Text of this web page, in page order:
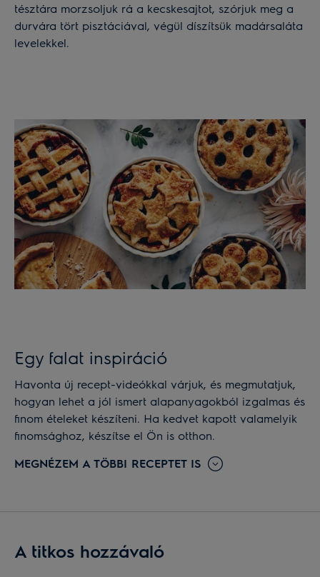
tésztára morzsoljuk rá a kecskesajtot, szórjuk meg a
durvára tört pisztáciával, végül díszítsük madársaláta
levelekkel.
Egy falat inspiráció
Havonta új recept-videókkal várjuk, és megmutatjuk,
hogyan lehet a jól ismert alapanyagokból izgalmas és
finom ételeket készíteni. Ha kedvet kapott valamelyik
finomsághoz, készítse el Ön is otthon.
MEGNÉZEM A TÖBBI RECEPTET IS
A titkos hozzávaló